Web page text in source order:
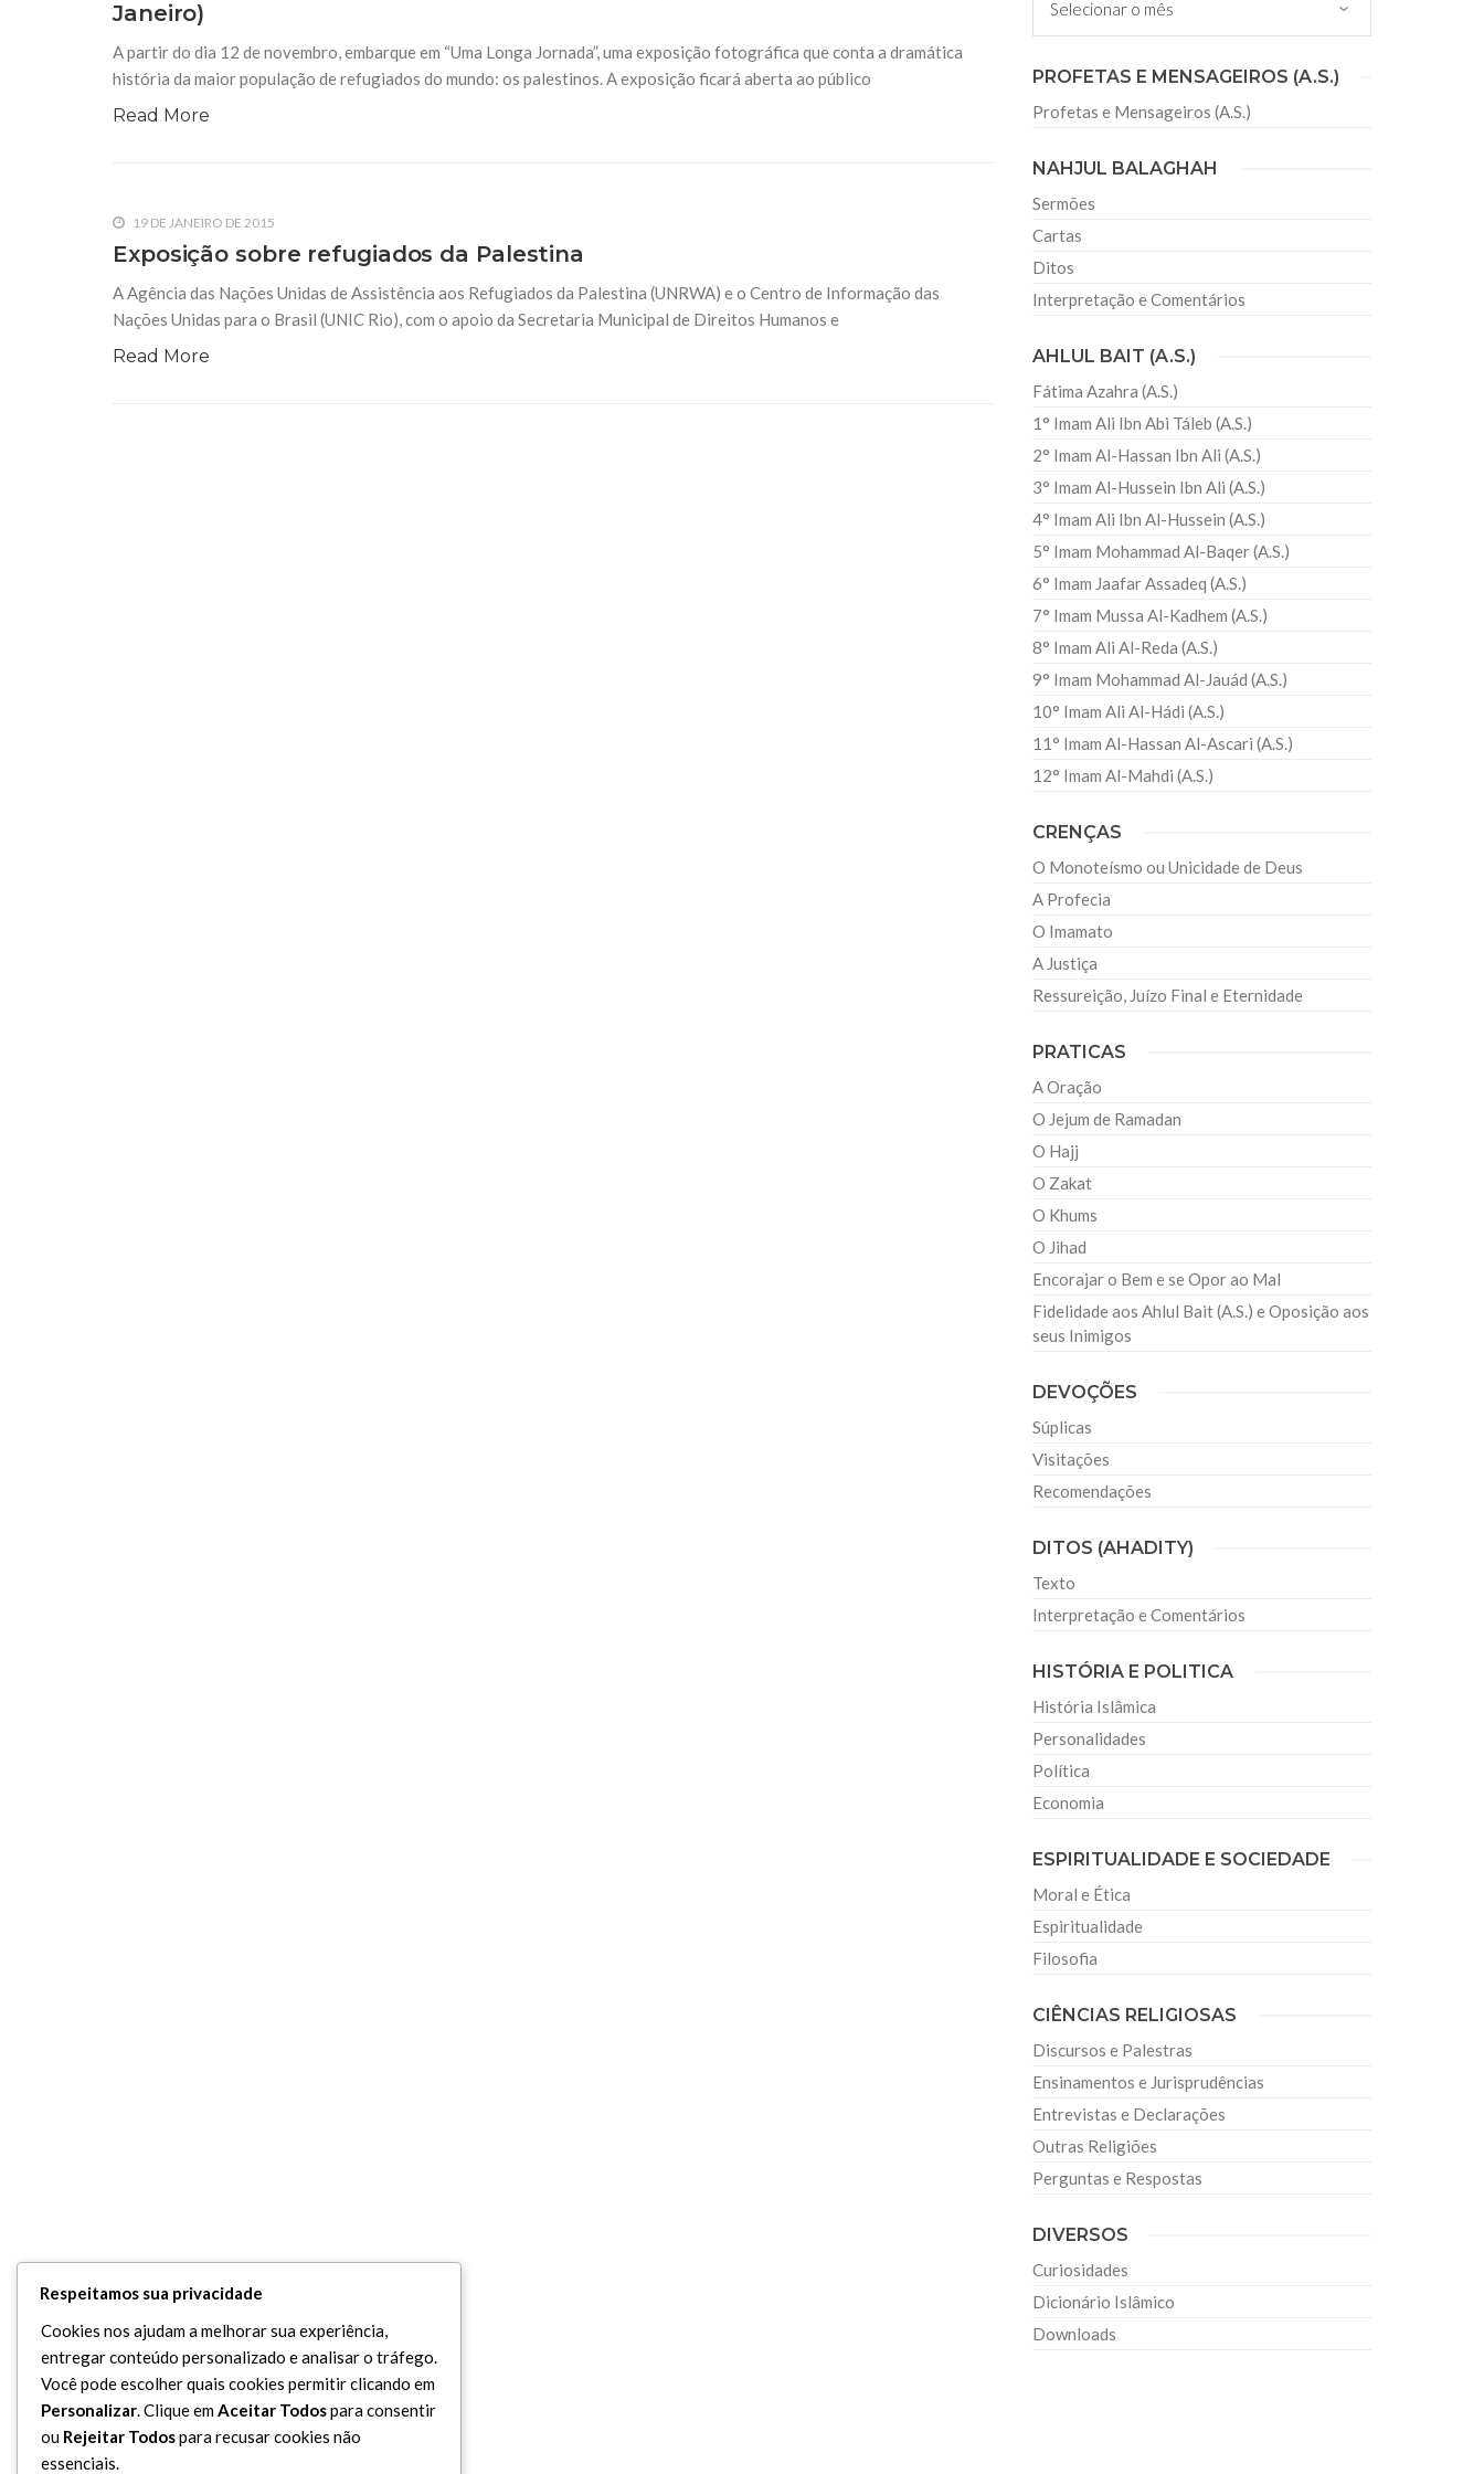
10 DE NOVEMBRO DE 2013
Em nome de Deus, o Clemente, o Misericordioso! Diante da data em que
relembramos o martírio do quarto Imam dos muçulmanos, o Imam Ali Ibn Al-
Hussein Ibn Ali Ibn Abi Táleb (A.S.), conhecido por “Zein Al-Ábidin” (Formosura
3 DE JULHO DE 2014
Centro Islâmico no Brasil recebe o ex-ministro das
Relações Exteriores da República Islâmica do Irã
Na noite da quinta-feira, 03 de Abril, o Centro Islâmico no Brasil recebeu em sua
sede, em São Paulo, o ex-ministro das Relações Exteriores da República Islâmica
Janeiro)
A partir do dia 12 de novembro, embarque em “Uma Longa Jornada”, uma exposição fotográfica que conta a dramática
história da maior população de refugiados do mundo: os palestinos. A exposição ficará aberta ao público
Read More
19 DE JANEIRO DE 2015
Exposição sobre refugiados da Palestina
A Agência das Nações Unidas de Assistência aos Refugiados da Palestina (UNRWA) e o Centro de Informação das
Nações Unidas para o Brasil (UNIC Rio), com o apoio da Secretaria Municipal de Direitos Humanos e
Read More
PROFETAS E MENSAGEIROS (A.S.)
Profetas e Mensageiros (A.S.)
NAHJUL BALAGHAH
Sermões
Cartas
Ditos
Interpretação e Comentários
AHLUL BAIT (A.S.)
Fátima Azahra (A.S.)
1° Imam Ali Ibn Abi Táleb (A.S.)
2° Imam Al-Hassan Ibn Ali (A.S.)
3° Imam Al-Hussein Ibn Ali (A.S.)
4° Imam Ali Ibn Al-Hussein (A.S.)
5° Imam Mohammad Al-Baqer (A.S.)
6° Imam Jaafar Assadeq (A.S.)
7° Imam Mussa Al-Kadhem (A.S.)
8° Imam Ali Al-Reda (A.S.)
9° Imam Mohammad Al-Jauád (A.S.)
10° Imam Ali Al-Hádi (A.S.)
11° Imam Al-Hassan Al-Ascari (A.S.)
12° Imam Al-Mahdi (A.S.)
CRENÇAS
O Monoteísmo ou Unicidade de Deus
A Profecia
O Imamato
A Justiça
Ressureição, Juízo Final e Eternidade
PRATICAS
A Oração
O Jejum de Ramadan
O Hajj
O Zakat
O Khums
O Jihad
Encorajar o Bem e se Opor ao Mal
Fidelidade aos Ahlul Bait (A.S.) e Oposição aos
seus Inimigos
DEVOÇÕES
Súplicas
Visitações
Recomendações
DITOS (AHADITY)
Texto
Interpretação e Comentários
HISTÓRIA E POLITICA
História Islâmica
Personalidades
Política
Economia
ESPIRITUALIDADE E SOCIEDADE
Moral e Ética
Espiritualidade
Filosofia
CIÊNCIAS RELIGIOSAS
Discursos e Palestras
Ensinamentos e Jurisprudências
Entrevistas e Declarações
Outras Religiões
Perguntas e Respostas
DIVERSOS
Curiosidades
Dicionário Islâmico
Downloads
Respeitamos sua privacidade
Cookies nos ajudam a melhorar sua experiência,
entregar conteúdo personalizado e analisar o tráfego.
Você pode escolher quais cookies permitir clicando em
Personalizar. Clique emAceitar Todospara consentir
ou Rejeitar Todospara recusar cookies não
essenciais.